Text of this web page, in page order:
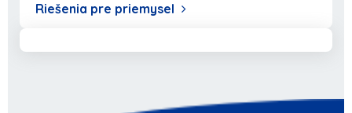
Riešenia pre priemysel